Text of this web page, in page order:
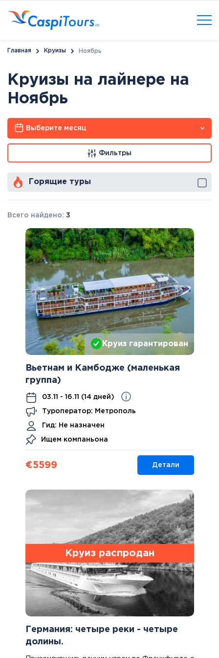
Главная Круизы Ноябрь
Круизы на лайнере на
Ноябрь
Выберите месяц
Фильтры
Горящие туры
Всего найдено: 3
Круиз гарантирован
Вьетнам и Камбодже (маленькая
группа)
03.11 - 16.11 (14 дней)
Туроператор: Метрополь
Гид: Не назначен
Ищем компаньона
€5599 Детали
Круиз распродан
Германия: четыре реки - четыре
долины.